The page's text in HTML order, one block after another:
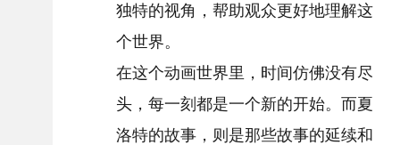
独特的视角，帮助观众更好地理解这
个世界。
在这个动画世界里，时间仿佛没有尽
头，每一刻都是一个新的开始。而夏
洛特的故事，则是那些故事的延续和